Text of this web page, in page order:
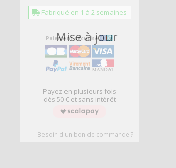
Mise à jour
Fabriqué en 1 à 2 semaines
Paiement sécurisé
Payez en plusieurs fois
dès 50 € et sans intérêt
Besoin d'un bon de commande ?